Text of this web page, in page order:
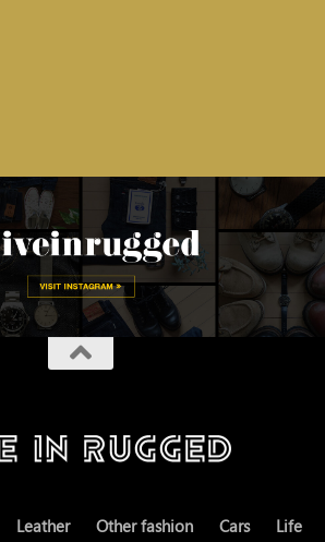
Leather Other fashion Cars
Life